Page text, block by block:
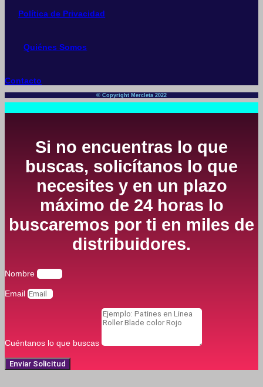
Política de Privacidad
Quiénes Somos
Contacto
© Copyright Mercleta 2022
Si no encuentras lo que
buscas, solicítanos lo que
necesites y en un plazo
máximo de 24 horas lo
buscaremos por ti en miles de
distribuidores.
Nombre
Email
Cuéntanos lo que buscas
Enviar Solicitud